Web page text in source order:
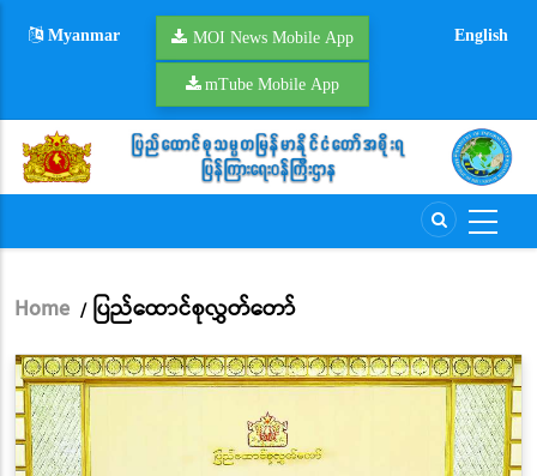
Myanmar MOI News Mobile App
mTube Mobile App
English
Breadcrumb
Home / ပြည်ထောင်စုလွှတ်တော်